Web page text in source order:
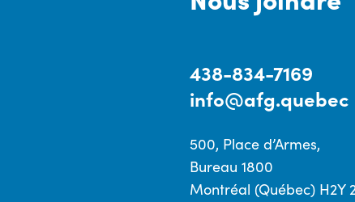
438-834-7169
info@afg.quebec
500, Place d’Armes,
Bureau 1800
Montréal (Québec) H2Y